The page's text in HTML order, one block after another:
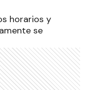
horarios y
se